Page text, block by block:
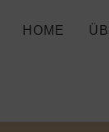
HOME